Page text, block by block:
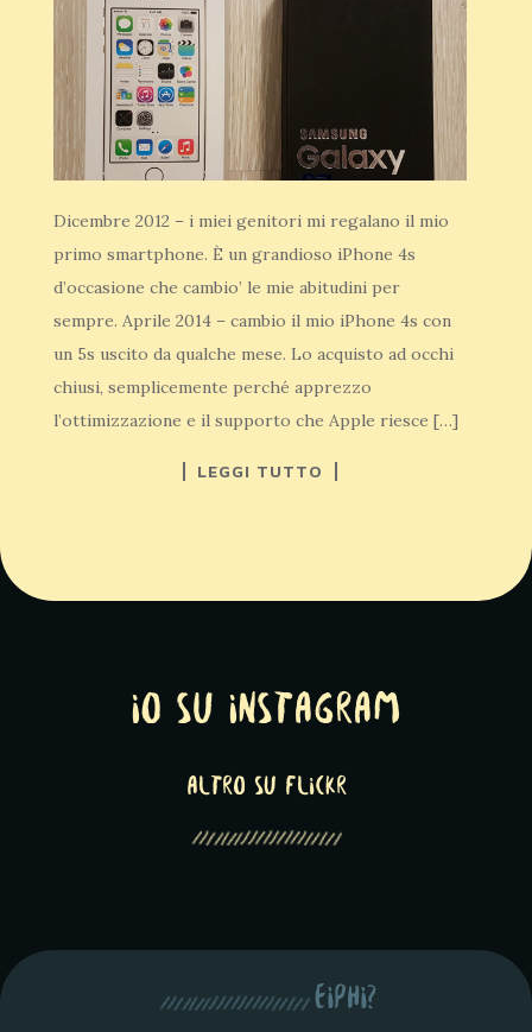
Dicembre 2012 – i miei genitori mi regalano il mio
primo smartphone. È un grandioso iPhone 4s
d’occasione che cambio’ le mie abitudini per
sempre. Aprile 2014 – cambio il mio iPhone 4s con
un 5s uscito da qualche mese. Lo acquisto ad occhi
chiusi, semplicemente perché apprezzo
l’ottimizzazione e il supporto che Apple riesce […]
LEGGI TUTTO
Io su Instagram
altro su Flickr
eiphi?